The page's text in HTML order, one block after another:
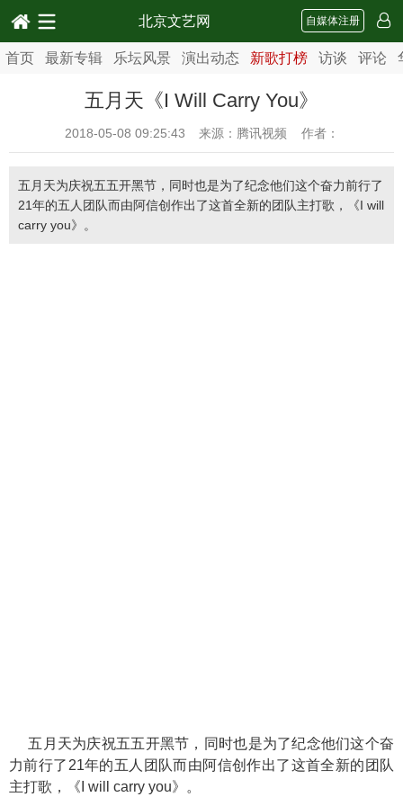
北京文艺网 自媒体注册
首页 最新专辑 乐坛风景 演出动态 新歌打榜 访谈 评论
五月天《I Will Carry You》
2018-05-08 09:25:43 来源：腾讯视频 作者：
五月天为庆祝五五开黑节，同时也是为了纪念他们这个奋力前行了
21年的五人团队而由阿信创作出了这首全新的团队主打歌，《I will
carry you》。
五月天为庆祝五五开黑节，同时也是为了纪念他们这个奋
力前行了21年的五人团队而由阿信创作出了这首全新的团队
主打歌，《I will carry you》。